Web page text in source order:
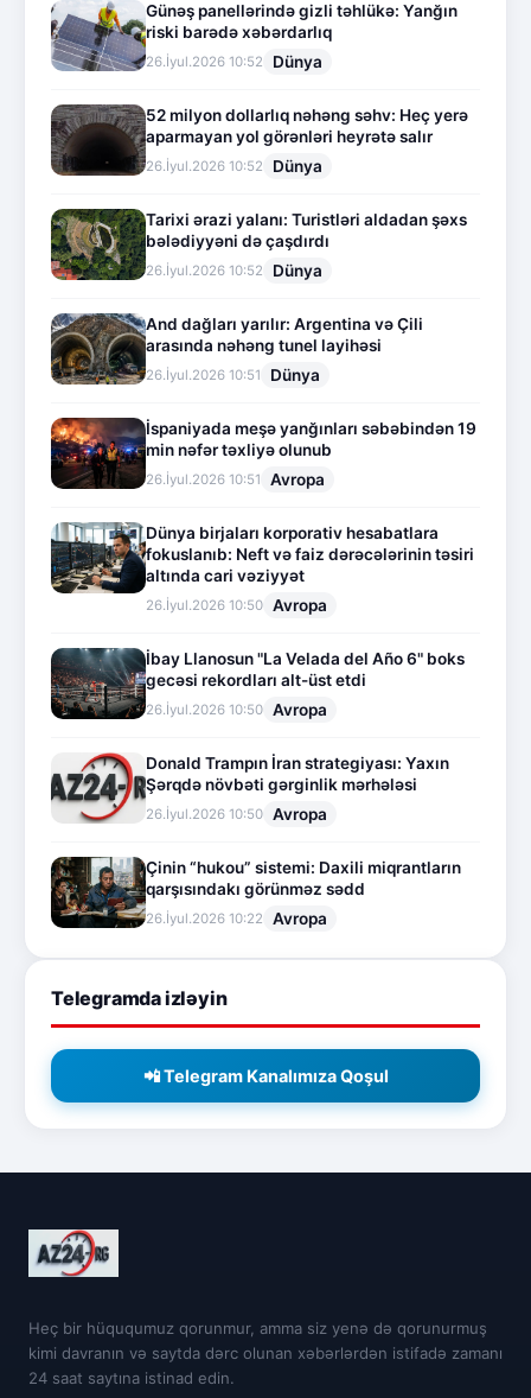
Günəş panellərində gizli təhlükə: Yanğın
riski barədə xəbərdarlıq
26.İyul.2026 10:52 Dünya
52 milyon dollarlıq nəhəng səhv: Heç yerə
aparmayan yol görənləri heyrətə salır
26.İyul.2026 10:52 Dünya
Tarixi ərazi yalanı: Turistləri aldadan şəxs
bələdiyyəni də çaşdırdı
26.İyul.2026 10:52 Dünya
And dağları yarılır: Argentina və Çili
arasında nəhəng tunel layihəsi
26.İyul.2026 10:51 Dünya
İspaniyada meşə yanğınları səbəbindən 19
min nəfər təxliyə olunub
26.İyul.2026 10:51 Avropa
Dünya birjaları korporativ hesabatlara
fokuslanıb: Neft və faiz dərəcələrinin təsiri
altında cari vəziyyət
26.İyul.2026 10:50 Avropa
İbay Llanosun "La Velada del Año 6" boks
gecəsi rekordları alt-üst etdi
26.İyul.2026 10:50 Avropa
Donald Trampın İran strategiyası: Yaxın
Şərqdə növbəti gərginlik mərhələsi
26.İyul.2026 10:50 Avropa
Çinin “hukou” sistemi: Daxili miqrantların
qarşısındakı görünməz sədd
26.İyul.2026 10:22 Avropa
Telegramda izləyin
📲 Telegram Kanalımıza Qoşul
Heç bir hüququmuz qorunmur, amma siz yenə də qorunurmuş
kimi davranın və saytda dərc olunan xəbərlərdən istifadə zamanı
24 saat saytına istinad edin.